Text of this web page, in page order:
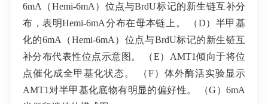
6mA（Hemi-6mA）位点与BrdU标记的新生链互补分
布，表明Hemi-6mA分布在母本链上。 （D）半甲基
化的6mA（Hemi-6mA）位点与BrdU标记的新生链互
补分布代表性位点示意图。 （E）AMT1倾向于将位
点催化成全甲基化状态。 （F）体外酶活实验显示
AMT1对半甲基化底物有明显的偏好性。 （G）6mA